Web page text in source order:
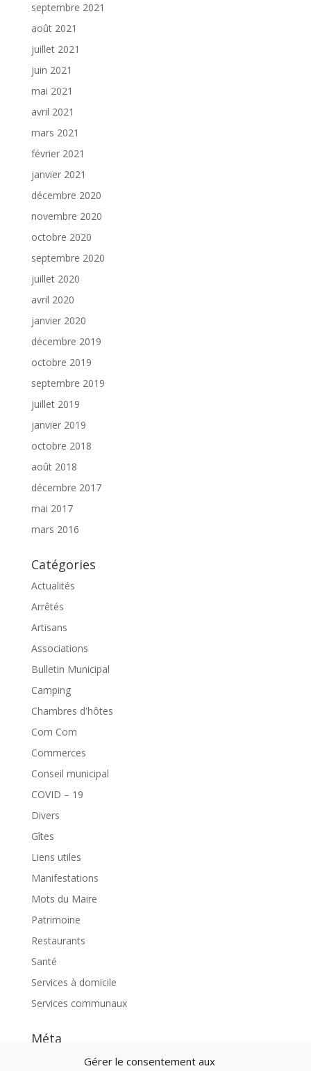
Gérer le consentement aux
septembre 2021
août 2021
juillet 2021
juin 2021
mai 2021
avril 2021
mars 2021
février 2021
janvier 2021
décembre 2020
novembre 2020
octobre 2020
septembre 2020
juillet 2020
avril 2020
janvier 2020
décembre 2019
octobre 2019
septembre 2019
juillet 2019
janvier 2019
octobre 2018
août 2018
décembre 2017
mai 2017
mars 2016
Catégories
Actualités
Arrêtés
Artisans
Associations
Bulletin Municipal
Camping
Chambres d'hôtes
Com Com
Commerces
Conseil municipal
COVID – 19
Divers
Gîtes
Liens utiles
Manifestations
Mots du Maire
Patrimoine
Restaurants
Santé
Services à domicile
Services communaux
Méta